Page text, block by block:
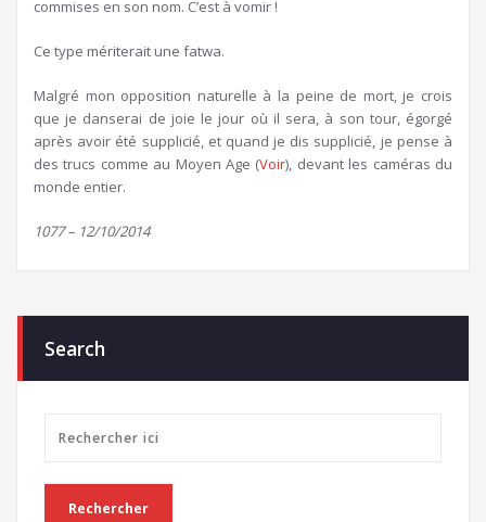
commises en son nom. C’est à vomir !
Ce type mériterait une fatwa.
Malgré mon opposition naturelle à la peine de mort, je crois
que je danserai de joie le jour où il sera, à son tour, égorgé
après avoir été supplicié, et quand je dis supplicié, je pense à
des trucs comme au Moyen Age (Voir), devant les caméras du
monde entier.
1077 – 12/10/2014
Search